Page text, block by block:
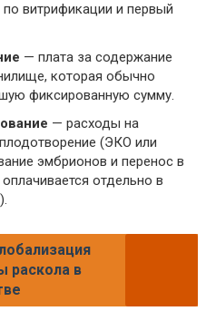
витрификации и первый
— плата за содержание
которая обычно
фиксированную сумму.
— расходы на
(ЭКО или
эмбрионов и перенос в
отдельно в
раскола в